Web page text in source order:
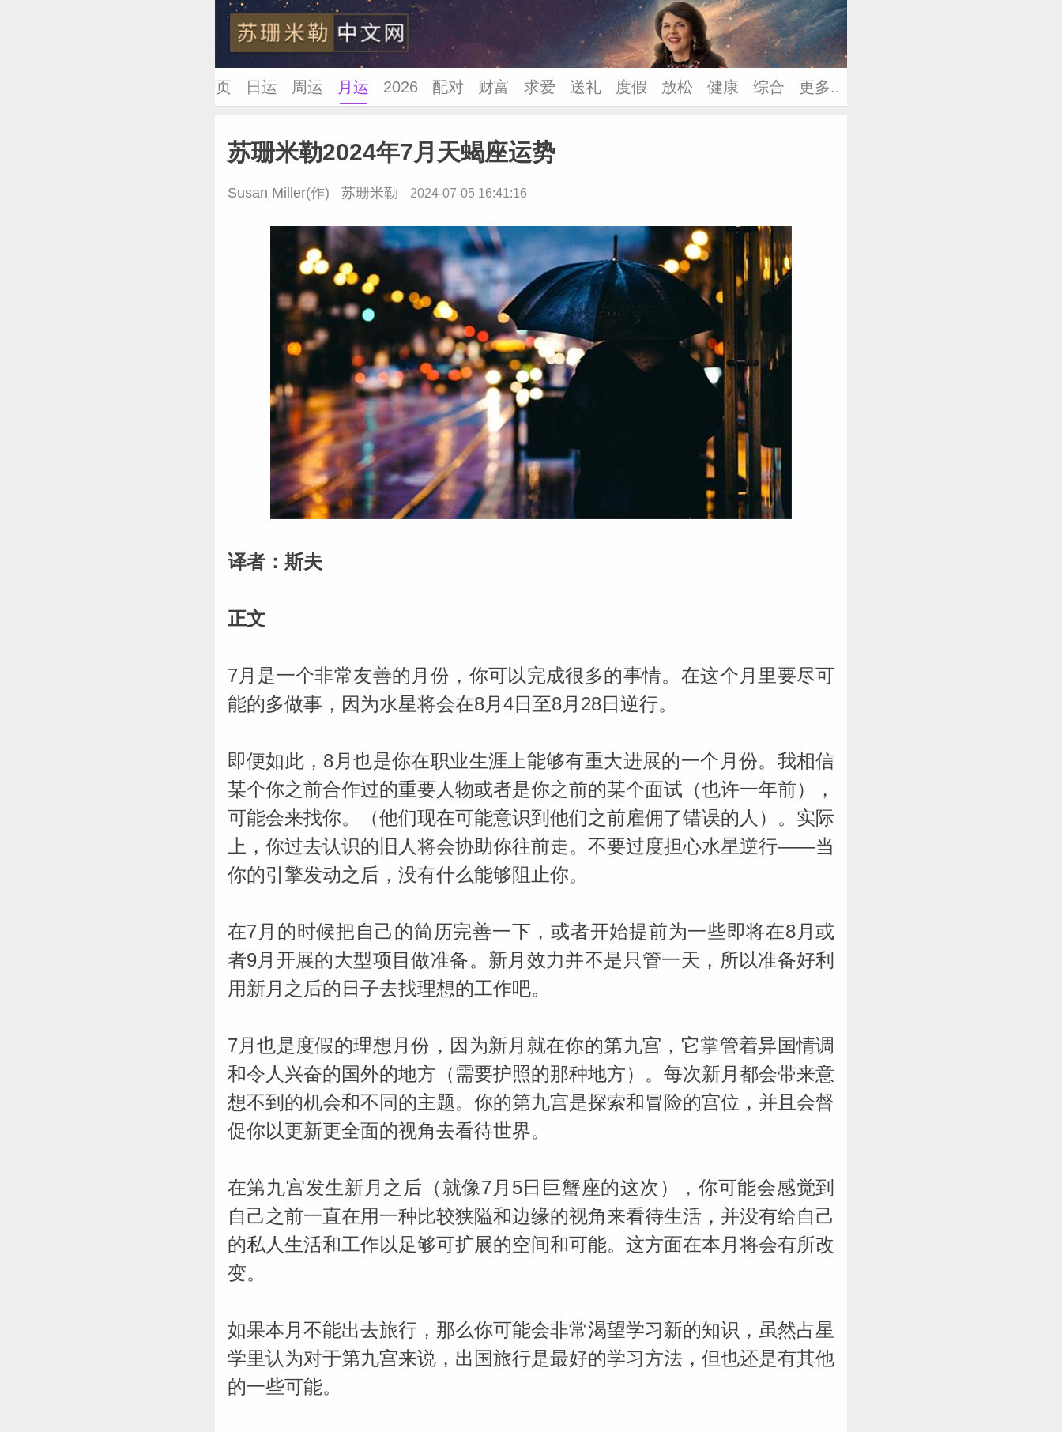
苏珊米勒中文
网_苏珊米勒
_susan miller
苏珊米勒
首页 日运 周运 月运 2026 配对 财富 求爱 送礼 度假 放松 健康 综合 更多..
苏珊米勒2024年7月天蝎座运势
Susan Miller(作) 苏珊米勒 2024-07-05 16:41:16
译者：斯夫
正文
7月是一个非常友善的月份，你可以完成很多的事情。在这个月里要尽可
能的多做事，因为水星将会在8月4日至8月28日逆行。
即便如此，8月也是你在职业生涯上能够有重大进展的一个月份。我相信
某个你之前合作过的重要人物或者是你之前的某个面试（也许一年前），
可能会来找你。（他们现在可能意识到他们之前雇佣了错误的人）。实际
上，你过去认识的旧人将会协助你往前走。不要过度担心水星逆行——当
你的引擎发动之后，没有什么能够阻止你。
在7月的时候把自己的简历完善一下，或者开始提前为一些即将在8月或
者9月开展的大型项目做准备。新月效力并不是只管一天，所以准备好利
用新月之后的日子去找理想的工作吧。
7月也是度假的理想月份，因为新月就在你的第九宫，它掌管着异国情调
和令人兴奋的国外的地方（需要护照的那种地方）。每次新月都会带来意
想不到的机会和不同的主题。你的第九宫是探索和冒险的宫位，并且会督
促你以更新更全面的视角去看待世界。
在第九宫发生新月之后（就像7月5日巨蟹座的这次），你可能会感觉到
自己之前一直在用一种比较狭隘和边缘的视角来看待生活，并没有给自己
的私人生活和工作以足够可扩展的空间和可能。这方面在本月将会有所改
变。
如果本月不能出去旅行，那么你可能会非常渴望学习新的知识，虽然占星
学里认为对于第九宫来说，出国旅行是最好的学习方法，但也还是有其他
的一些可能。